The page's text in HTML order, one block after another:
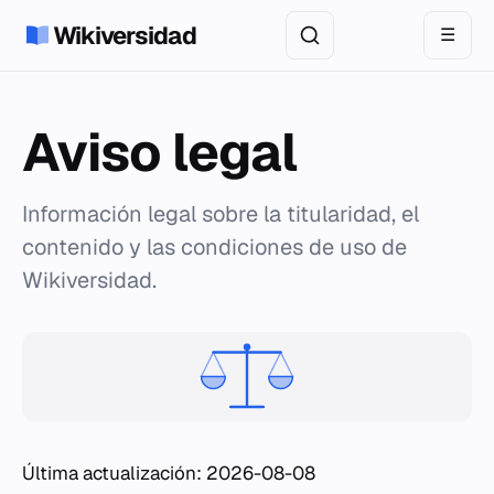
Wikiversidad ☰
Aviso legal
Información legal sobre la titularidad, el
contenido y las condiciones de uso de
Wikiversidad.
Última actualización: 2026-08-08